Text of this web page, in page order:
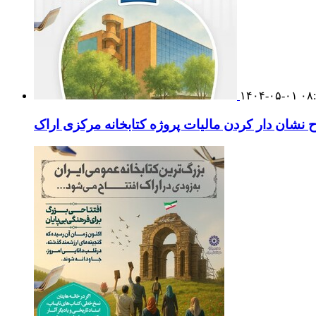
۰۵-۰۱ ۰۸:۰۴
نشان دار کردن مالیات پروژه کتابخانه مرکزی اراک